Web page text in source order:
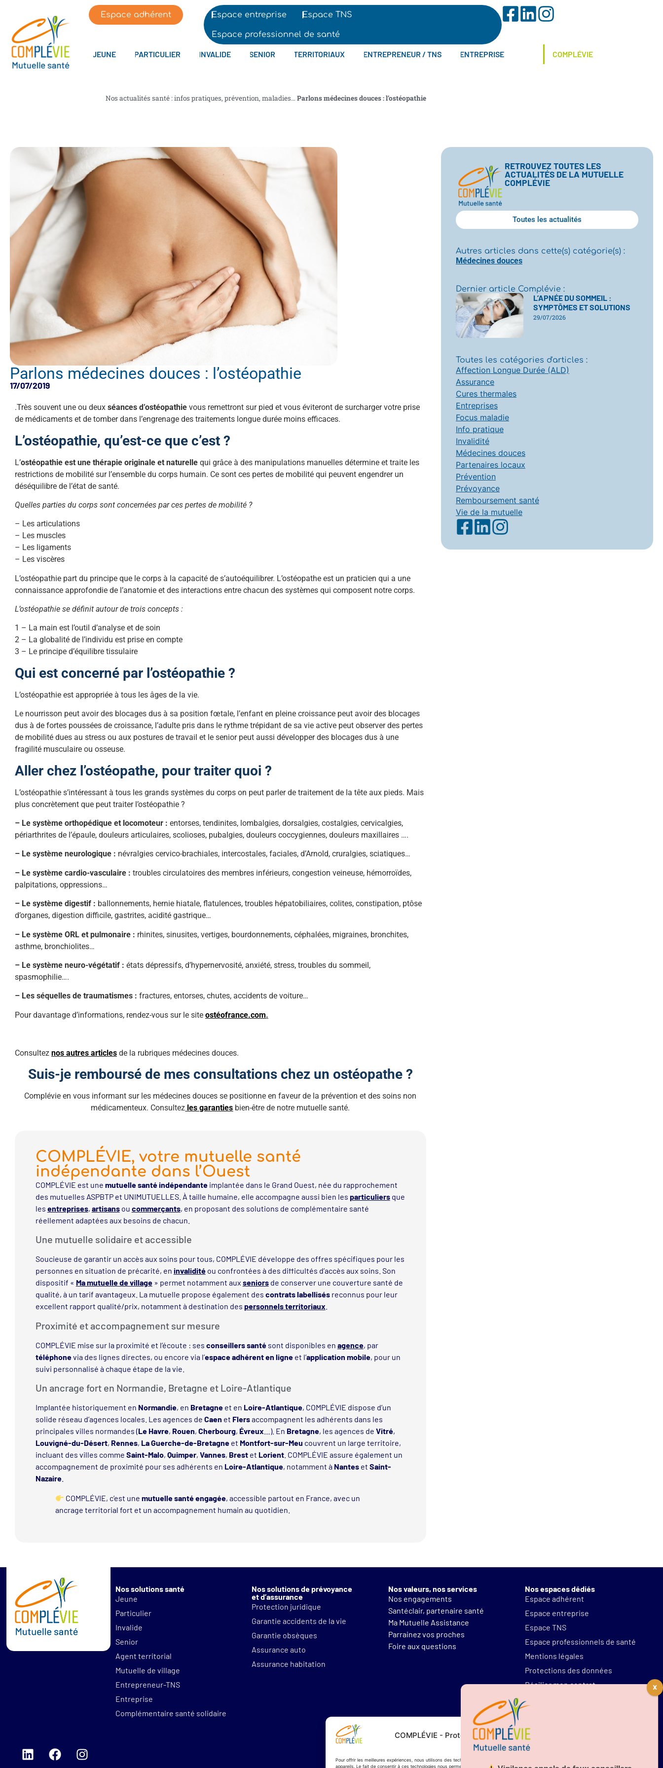
COMPLÉVIE - Protection de vos données personnelles
Pour offrir les meilleures expériences, nous utilisons des technologies telles que les cookies pour stocker et/ou accéder aux informations des
appareils. Le fait de consentir à ces technologies nous permettra de traiter des données telles que le comportement de navigation. Le fait de ne pas
Espace adhérent Espace entreprise Espace TNS
Espace professionnel de santé
JEUNE PARTICULIER INVALIDE SENIOR TERRITORIAUX ENTREPRENEUR / TNS ENTREPRISE COMPLÉVIE
Nos actualités santé : infos pratiques, prévention, maladies… Parlons médecines douces : l’ostéopathie
Parlons médecines douces : l’ostéopathie
17/07/2019
.Très souvent une ou deux séances d’ostéopathie vous remettront sur pied et vous éviteront de surcharger votre prise
de médicaments et de tomber dans l’engrenage des traitements longue durée moins efficaces.
L’ostéopathie, qu’est-ce que c’est ?
L’ostéopathie est une thérapie originale et naturelle qui grâce à des manipulations manuelles détermine et traite les
restrictions de mobilité sur l’ensemble du corps humain. Ce sont ces pertes de mobilité qui peuvent engendrer un
déséquilibre de l’état de santé.
Quelles parties du corps sont concernées par ces pertes de mobilité ?
– Les articulations
– Les muscles
– Les ligaments
– Les viscères
L’ostéopathie part du principe que le corps à la capacité de s’autoéquilibrer. L’ostéopathe est un praticien qui a une
connaissance approfondie de l’anatomie et des interactions entre chacun des systèmes qui composent notre corps.
L’ostéopathie se définit autour de trois concepts :
1 – La main est l’outil d’analyse et de soin
2 – La globalité de l’individu est prise en compte
3 – Le principe d’équilibre tissulaire
Qui est concerné par l’ostéopathie ?
L’ostéopathie est appropriée à tous les âges de la vie.
Le nourrisson peut avoir des blocages dus à sa position fœtale, l’enfant en pleine croissance peut avoir des blocages
dus à de fortes poussées de croissance, l’adulte pris dans le rythme trépidant de sa vie active peut observer des pertes
de mobilité dues au stress ou aux postures de travail et le senior peut aussi développer des blocages dus à une
fragilité musculaire ou osseuse.
Aller chez l’ostéopathe, pour traiter quoi ?
L’ostéopathie s’intéressant à tous les grands systèmes du corps on peut parler de traitement de la tête aux pieds. Mais
plus concrètement que peut traiter l’ostéopathie ?
– Le système orthopédique et locomoteur : entorses, tendinites, lombalgies, dorsalgies, costalgies, cervicalgies,
périarthrites de l’épaule, douleurs articulaires, scolioses, pubalgies, douleurs coccygiennes, douleurs maxillaires ….
– Le système neurologique : névralgies cervico-brachiales, intercostales, faciales, d’Arnold, cruralgies, sciatiques…
– Le système cardio-vasculaire : troubles circulatoires des membres inférieurs, congestion veineuse, hémorroïdes,
palpitations, oppressions…
– Le système digestif : ballonnements, hernie hiatale, flatulences, troubles hépatobiliaires, colites, constipation, ptôse
d’organes, digestion difficile, gastrites, acidité gastrique…
– Le système ORL et pulmonaire : rhinites, sinusites, vertiges, bourdonnements, céphalées, migraines, bronchites,
asthme, bronchiolites…
– Le système neuro-végétatif : états dépressifs, d’hypernervosité, anxiété, stress, troubles du sommeil,
spasmophilie….
– Les séquelles de traumatismes : fractures, entorses, chutes, accidents de voiture…
Pour davantage d’informations, rendez-vous sur le site ostéofrance.com.
Consultez nos autres articles de la rubriques médecines douces.
Suis-je remboursé de mes consultations chez un ostéopathe ?
Complévie en vous informant sur les médecines douces se positionne en faveur de la prévention et des soins non
médicamenteux. Consultez les garanties bien-être de notre mutuelle santé.
COMPLÉVIE, votre mutuelle santé
indépendante dans l’Ouest
COMPLÉVIE est une mutuelle santé indépendanteimplantée dans le Grand Ouest, née du rapprochement
des mutuelles ASPBTP et UNIMUTUELLES. À taille humaine, elle accompagne aussi bien les particuliersque
les entreprises, artisansou commerçants, en proposant des solutions de complémentaire santé
réellement adaptées aux besoins de chacun.
Une mutuelle solidaire et accessible
Soucieuse de garantir un accès aux soins pour tous, COMPLÉVIE développe des offres spécifiques pour les
personnes en situation de précarité, en invaliditéou confrontées à des difficultés d’accès aux soins. Son
dispositif « Ma mutuelle de village» permet notamment aux seniorsde conserver une couverture santé de
qualité, à un tarif avantageux. La mutuelle propose également des contrats labellisésreconnus pour leur
excellent rapport qualité/prix, notamment à destination des personnels territoriaux
Proximité et accompagnement sur mesure
COMPLÉVIE mise sur la proximité et l’écoute : ses conseillers santésont disponibles en agence, par
téléphonevia des lignes directes, ou encore via l’espace adhérent en ligneet l’application mobile, pour un
suivi personnalisé à chaque étape de la vie.
Un ancrage fort en Normandie, Bretagne et Loire-Atlantique
Implantée historiquement en Normandie, en Bretagneet en Loire-Atlantique, COMPLÉVIE dispose d’un
solide réseau d’agences locales. Les agences de Caen et Flersaccompagnent les adhérents dans les
principales villes normandes (Le Havre, Rouen, Cherbourg, Évreux …). En Bretagne, les agences de Vitré,
Louvigné-du-Désert, Rennes, La Guerche-de-Bretagneet Montfort-sur-Meu couvrent un large territoire,
incluant des villes comme Saint-Malo, Quimper, Vannes, Brestet Lorient. COMPLÉVIE assure également un
accompagnement de proximité pour ses adhérents en Loire-Atlantique, notamment à Nanteset Saint-
Nazaire.
COMPLÉVIE, c’est une mutuelle santé engagée, accessible partout en France, avec un
ancrage territorial fort et un accompagnement humain au quotidien.
RETROUVEZ TOUTES LES
ACTUALITÉS DE LA MUTUELLE
COMPLÉVIE
Toutes les actualités
Autres articles dans cette(s) catégorie(s) :
Médecines douces
Dernier article Complévie :
L’APNÉE DU SOMMEIL :
SYMPTÔMES ET SOLUTIONS
29/07/2026
Toutes les catégories d'articles :
Affection Longue Durée (ALD)
Assurance
Cures thermales
Entreprises
Focus maladie
Info pratique
Invalidité
Médecines douces
Partenaires locaux
Prévention
Prévoyance
Remboursement santé
Vie de la mutuelle
Nos solutions santé
Jeune
Particulier
Invalide
Senior
Agent territorial
Mutuelle de village
Entrepreneur-TNS
Entreprise
Complémentaire santé solidaire
Nos solutions de prévoyance
et d’assurance
Protection juridique
Garantie accidents de la vie
Garantie obsèques
Assurance auto
Assurance habitation
Nos valeurs, nos services
Nos engagements
Santéclair, partenaire santé
Ma Mutuelle Assistance
Parrainez vos proches
Foire aux questions
Nos espaces dédiés
Espace adhérent
Espace entreprise
Espace TNS
Espace professionnels de santé
Mentions légales
Protections des données
Résilier mon contrat
Téléchargez notre application sur